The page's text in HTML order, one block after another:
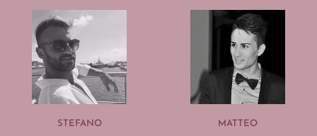
STEFANO MATTEO